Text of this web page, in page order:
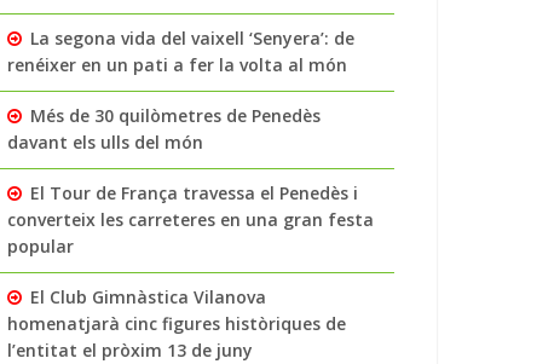
La segona vida del vaixell ‘Senyera’: de
renéixer en un pati a fer la volta al món
Més de 30 quilòmetres de Penedès
davant els ulls del món
El Tour de França travessa el Penedès i
converteix les carreteres en una gran festa
popular
El Club Gimnàstica Vilanova
homenatjarà cinc figures històriques de
l’entitat el pròxim 13 de juny